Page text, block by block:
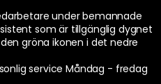
under bemannade
som är tillgänglig dygnet
gröna ikonen i det nedre
service Måndag - fredag